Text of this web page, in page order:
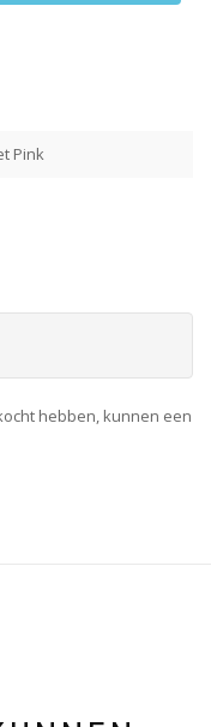
Pink
hebben, kunnen een